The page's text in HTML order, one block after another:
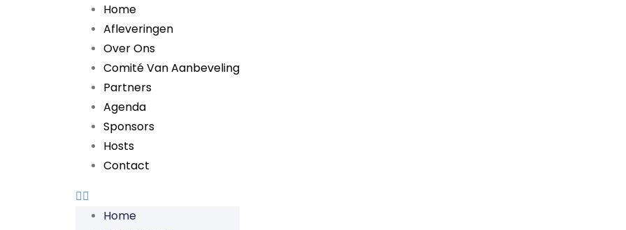
Home
Afleveringen
Over Ons
Comité Van Aanbeveling
Partners
Agenda
Sponsors
Hosts
Contact
Home